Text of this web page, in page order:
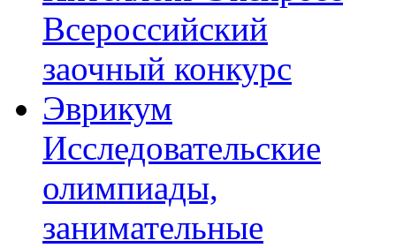
Всероссийский
заочный конкурс
Эврикум
Исследовательские
олимпиады,
занимательные